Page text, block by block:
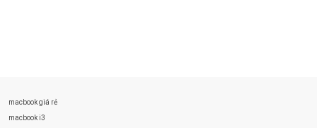
macbook giá rẻ
macbook i3